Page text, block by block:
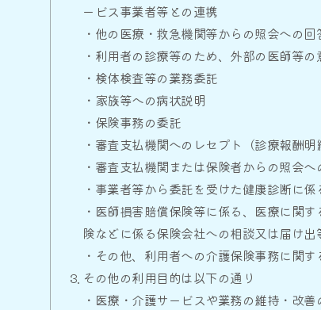
ービス事業者等との連携
・他の医療・救急機関等からの照会への回
・利用者の診療等のため、外部の医師等
・検体検査等の業務委託
・家族等への病状説明
・保険事務の委託
・審査支払機関へのレセプト（診療報酬
・審査支払機関または保険者からの照会へ
・事業者等から委託を受けた健康診断に
・医師損害賠償保険等に係る、医療に関
険などに係る保険会社への相談又は届け出
・その他、利用者への介護保険事務に関す
その他の利用目的は以下の通り
・医療・介護サービスや業務の維持・改